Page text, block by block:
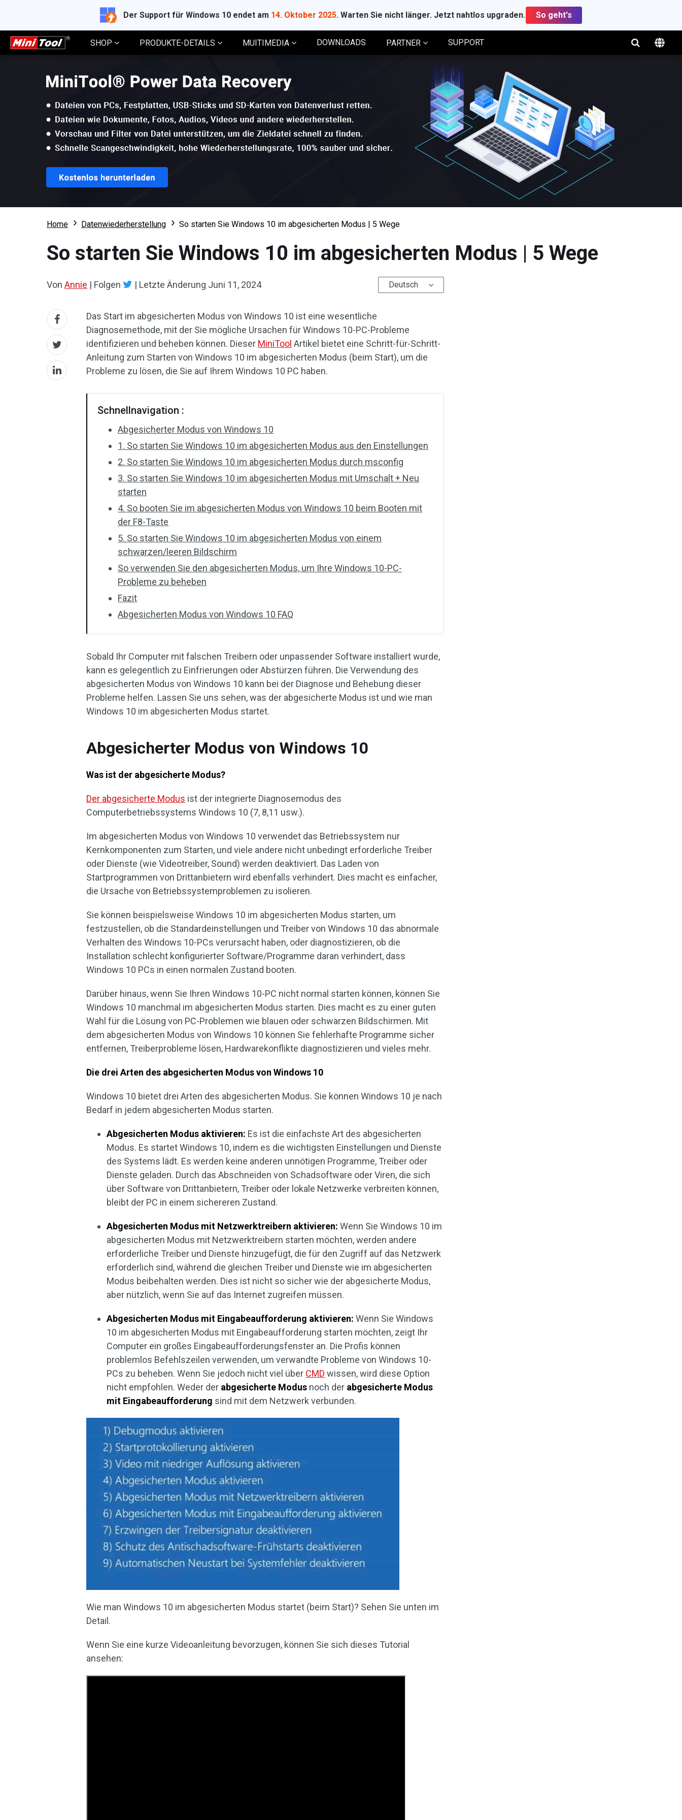
Der Support für Windows 10 endet am 14. Oktober 2025. Warten Sie nicht länger. Jetzt nahtlos upgraden. So geht's
SHOP PRODUKTE-DETAILS MUITIMEDIA DOWNLOADS PARTNER SUPPORT
Home Datenwiederherstellung So starten Sie Windows 10 im abgesicherten Modus | 5 Wege
So starten Sie Windows 10 im abgesicherten Modus | 5 Wege
Von Annie | Folgen | Letzte Änderung Juni 11, 2024 Deutsch
Das Start im abgesicherten Modus von Windows 10 ist eine wesentliche
Diagnosemethode, mit der Sie mögliche Ursachen für Windows 10-PC-Probleme
identifizieren und beheben können. Dieser MiniTool Artikel bietet eine Schritt-für-Schritt-
Anleitung zum Starten von Windows 10 im abgesicherten Modus (beim Start), um die
Probleme zu lösen, die Sie auf Ihrem Windows 10 PC haben.
Schnellnavigation :
Abgesicherter Modus von Windows 10
1. So starten Sie Windows 10 im abgesicherten Modus aus den Einstellungen
2. So starten Sie Windows 10 im abgesicherten Modus durch msconfig
3. So starten Sie Windows 10 im abgesicherten Modus mit Umschalt + Neu
starten
4. So booten Sie im abgesicherten Modus von Windows 10 beim Booten mit
der F8-Taste
5. So starten Sie Windows 10 im abgesicherten Modus von einem
schwarzen/leeren Bildschirm
So verwenden Sie den abgesicherten Modus, um Ihre Windows 10-PC-
Probleme zu beheben
Fazit
Abgesicherten Modus von Windows 10 FAQ
Sobald Ihr Computer mit falschen Treibern oder unpassender Software installiert wurde,
kann es gelegentlich zu Einfrierungen oder Abstürzen führen. Die Verwendung des
abgesicherten Modus von Windows 10 kann bei der Diagnose und Behebung dieser
Probleme helfen. Lassen Sie uns sehen, was der abgesicherte Modus ist und wie man
Windows 10 im abgesicherten Modus startet.
Abgesicherter Modus von Windows 10
Was ist der abgesicherte Modus?
Der abgesicherte Modus ist der integrierte Diagnosemodus des
Computerbetriebssystems Windows 10 (7, 8,11 usw.).
Im abgesicherten Modus von Windows 10 verwendet das Betriebssystem nur
Kernkomponenten zum Starten, und viele andere nicht unbedingt erforderliche Treiber
oder Dienste (wie Videotreiber, Sound) werden deaktiviert. Das Laden von
Startprogrammen von Drittanbietern wird ebenfalls verhindert. Dies macht es einfacher,
die Ursache von Betriebssystemproblemen zu isolieren.
Sie können beispielsweise Windows 10 im abgesicherten Modus starten, um
festzustellen, ob die Standardeinstellungen und Treiber von Windows 10 das abnormale
Verhalten des Windows 10-PCs verursacht haben, oder diagnostizieren, ob die
Installation schlecht konfigurierter Software/Programme daran verhindert, dass
Windows 10 PCs in einen normalen Zustand booten.
Darüber hinaus, wenn Sie Ihren Windows 10-PC nicht normal starten können, können Sie
Windows 10 manchmal im abgesicherten Modus starten. Dies macht es zu einer guten
Wahl für die Lösung von PC-Problemen wie blauen oder schwarzen Bildschirmen. Mit
dem abgesicherten Modus von Windows 10 können Sie fehlerhafte Programme sicher
entfernen, Treiberprobleme lösen, Hardwarekonflikte diagnostizieren und vieles mehr.
Die drei Arten des abgesicherten Modus von Windows 10
Windows 10 bietet drei Arten des abgesicherten Modus. Sie können Windows 10 je nach
Bedarf in jedem abgesicherten Modus starten.
Abgesicherten Modus aktivieren: Es ist die einfachste Art des abgesicherten
Modus. Es startet Windows 10, indem es die wichtigsten Einstellungen und Dienste
des Systems lädt. Es werden keine anderen unnötigen Programme, Treiber oder
Dienste geladen. Durch das Abschneiden von Schadsoftware oder Viren, die sich
über Software von Drittanbietern, Treiber oder lokale Netzwerke verbreiten können,
bleibt der PC in einem sichereren Zustand.
Abgesicherten Modus mit Netzwerktreibern aktivieren: Wenn Sie Windows 10 im
abgesicherten Modus mit Netzwerktreibern starten möchten, werden andere
erforderliche Treiber und Dienste hinzugefügt, die für den Zugriff auf das Netzwerk
erforderlich sind, während die gleichen Treiber und Dienste wie im abgesicherten
Modus beibehalten werden. Dies ist nicht so sicher wie der abgesicherte Modus,
aber nützlich, wenn Sie auf das Internet zugreifen müssen.
Abgesicherten Modus mit Eingabeaufforderung aktivieren: Wenn Sie Windows
10 im abgesicherten Modus mit Eingabeaufforderung starten möchten, zeigt Ihr
Computer ein großes Eingabeaufforderungsfenster an. Die Profis können
problemlos Befehlszeilen verwenden, um verwandte Probleme von Windows 10-
PCs zu beheben. Wenn Sie jedoch nicht viel über CMD wissen, wird diese Option
nicht empfohlen. Weder der abgesicherte Modus noch der abgesicherte Modus
mit Eingabeaufforderung sind mit dem Netzwerk verbunden.
Wie man Windows 10 im abgesicherten Modus startet (beim Start)? Sehen Sie unten im
Detail.
Wenn Sie eine kurze Videoanleitung bevorzugen, können Sie sich dieses Tutorial
ansehen: